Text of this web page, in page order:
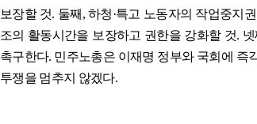
보장할 것. 둘째 ,하청·특고 노동자의 작업중지
조의 활동시간을 보장하고 권한을 강화할 것. 넷
촉구한다. 민주노총은 이재명 정부와 국회에 즉
투쟁을 멈추지 않겠다.